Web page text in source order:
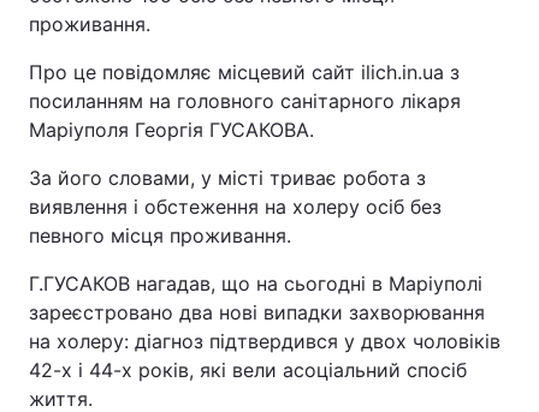
проживання.
Про це повідомляє місцевий сайт ilich.in.ua з
посиланням на головного санітарного лікаря
Маріуполя Георгія ГУСАКОВА.
За його словами, у місті триває робота з
виявлення і обстеження на холеру осіб без
певного місця проживання.
Г.ГУСАКОВ нагадав, що на сьогодні в Маріуполі
зареєстровано два нові випадки захворювання
на холеру: діагноз підтвердився у двох чоловіків
42-х і 44-х років, які вели асоціальний спосіб
життя.